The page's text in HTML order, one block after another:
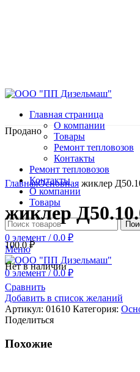
Главная страница
О компании
Товары
Ремонт тепловозов
Контакты
Ремонт тепловозов
Контакты
О компании
Товары
0 элемент / 0.0 ₽
Меню
0элемент / 0.0₽
Продано
Нажмите, чтобы увеличить
ГлавнаяОсновная жиклер
жиклер
100.0₽
Нет в наличии
Сравнить
Добавить в список желаний
Артикул: 01610 Категория:
Поделиться
Похожие